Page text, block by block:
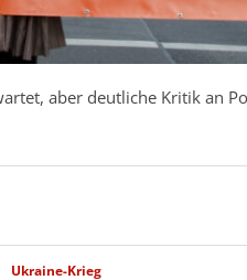
Neonazimilitärs mit
Antimilitarismus